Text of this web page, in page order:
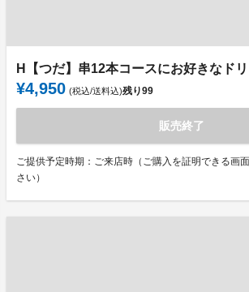
H【つだ】串12本コースにお好きなドリ
¥4,950 (税込/送料込)残り99
販売終了
ご提供予定時期：ご来店時（ご購入を証明できる画
さい）